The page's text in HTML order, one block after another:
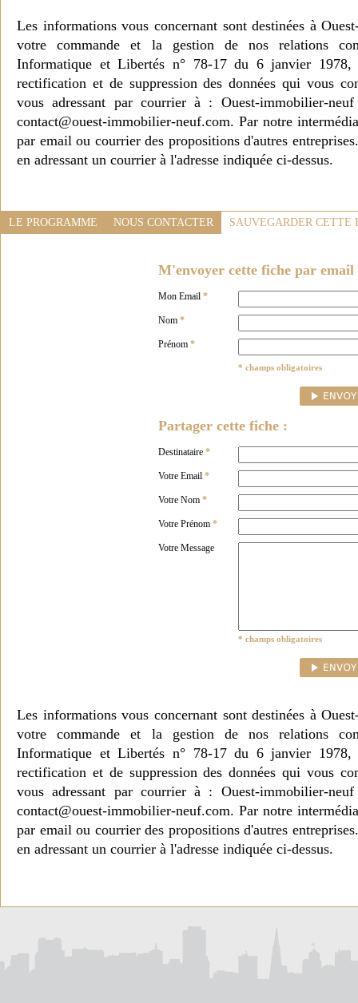
Les informations vous concernant sont destinées à
votre commande et la gestion de nos relations
Informatique et Libertés n° 78-17 du 6 janvier 1978,
rectification et de suppression des données qui vous
vous adressant par courrier à : Ouest-immobilier-
contact@ouest-immobilier-neuf.com. Par notre
par email ou courrier des propositions d'autres
en adressant un courrier à l'adresse indiquée ci-dessus.
LE PROGRAMME NOUS CONTACTER SAUVEGARDER CETTE
M'envoyer cette fiche par email
Mon Email *
Nom *
Prénom *
* champs obligatoires
Partager cette fiche :
Destinataire *
Votre Email *
Votre Nom *
Votre Prénom *
Votre Message
* champs obligatoires
Les informations vous concernant sont destinées à
votre commande et la gestion de nos relations
Informatique et Libertés n° 78-17 du 6 janvier 1978,
rectification et de suppression des données qui vous
vous adressant par courrier à : Ouest-immobilier-
contact@ouest-immobilier-neuf.com. Par notre
par email ou courrier des propositions d'autres
en adressant un courrier à l'adresse indiquée ci-dessus.